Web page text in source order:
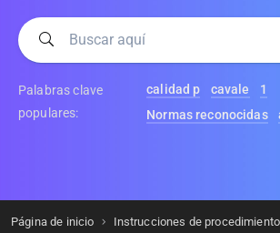
Palabras clave
populares:
calidad p cavale
1
Normas reconocidas
Página de inicio
Instrucciones de procedimiento